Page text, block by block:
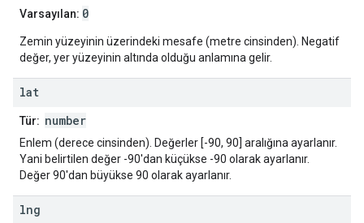
Varsayılan: 0
Zemin yüzeyinin üzerindeki mesafe (metre cinsinden). Negatif
değer, yer yüzeyinin altında olduğu anlamına gelir.
lat
Tür: number
Enlem (derece cinsinden). Değerler [-90, 90] aralığına ayarlanır.
Yani belirtilen değer -90'dan küçükse -90 olarak ayarlanır.
Değer 90'dan büyükse 90 olarak ayarlanır.
lng